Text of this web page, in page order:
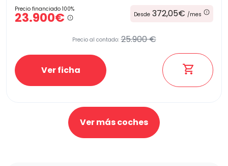
Precio financiado 100%
23.900€ Desde 372,05€ /mes
Precio al contado: 25.900 €
Ver ficha
Ver más coches